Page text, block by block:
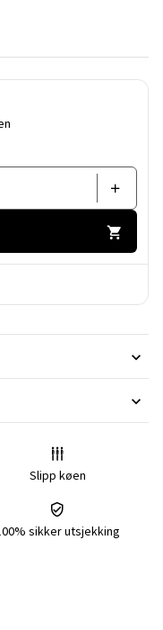
Slipp køen
sikker utsjekking